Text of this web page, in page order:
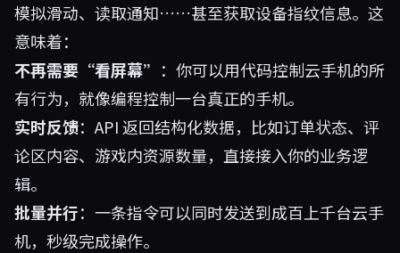
模拟滑动、读取通知……甚至获取设备指纹信息。这
意味着：
不再需要“看屏幕” ：你可以用代码控制云手机的所
有行为，就像编程控制一台真正的手机。
实时反馈：API 返回结构化数据，比如订单状态、评
论区内容、游戏内资源数量，直接接入你的业务逻
辑。
批量并行：一条指令可以同时发送到成百上千台云手
机，秒级完成操作。